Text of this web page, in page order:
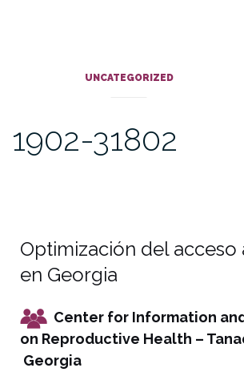
UNCATEGORIZED
1902-31802
Optimización del acceso
en Georgia
Center for Information
on Reproductive Health –
Georgia